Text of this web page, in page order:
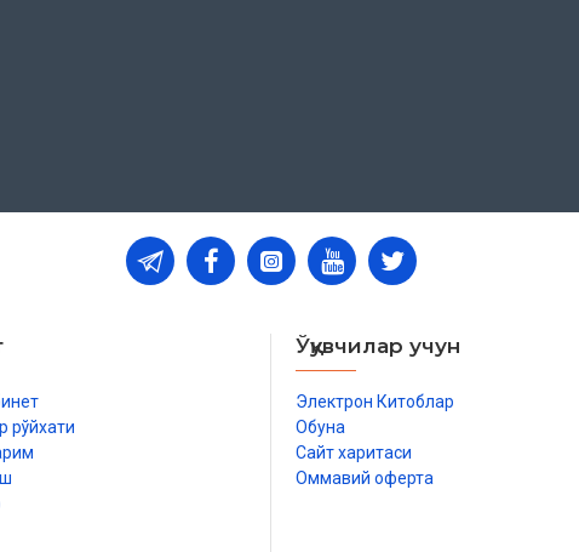
рўйхати
Ўқувчилар учун
Электрон Китоблар
Обуна
Сайт харитаси
Оммавий оферта